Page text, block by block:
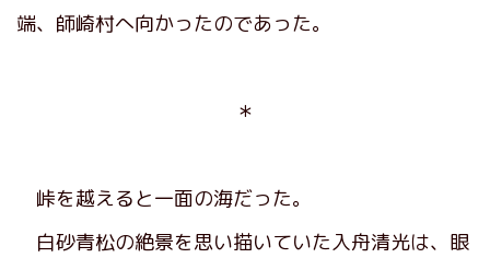
端、師崎村へ向かったのであった。
＊
峠を越えると一面の海だった。
白砂青松の絶景を思い描いていた入舟清光は、眼